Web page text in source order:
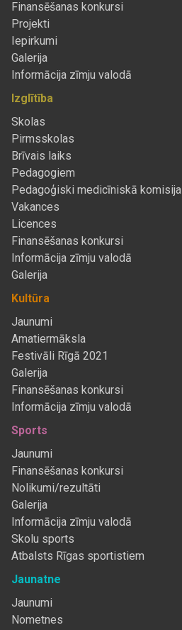
Finansēšanas konkursi
Projekti
Iepirkumi
Galerija
Informācija zīmju valodā
Izglītība
Skolas
Pirmsskolas
Brīvais laiks
Pedagogiem
Pedagoģiski medicīniskā komisija
Vakances
Licences
Finansēšanas konkursi
Informācija zīmju valodā
Galerija
Kultūra
Jaunumi
Amatiermāksla
Festivāli Rīgā 2021
Galerija
Finansēšanas konkursi
Informācija zīmju valodā
Sports
Jaunumi
Finansēšanas konkursi
Nolikumi/rezultāti
Galerija
Informācija zīmju valodā
Skolu sports
Atbalsts Rīgas sportistiem
Jaunatne
Jaunumi
Nometnes